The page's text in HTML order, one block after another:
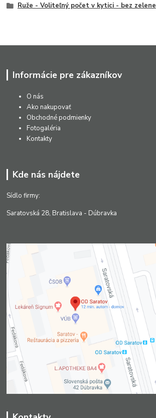
Ruže - Voliteľný počet v kytici - bez zelene
Informácie pre zákazníkov
O nás
Ako nakupovať
Obchodné podmienky
Fotogaléria
Kontakty
Kde nás nájdete
Sídlo firmy:
Saratovská 28, Bratislava - Dúbravka